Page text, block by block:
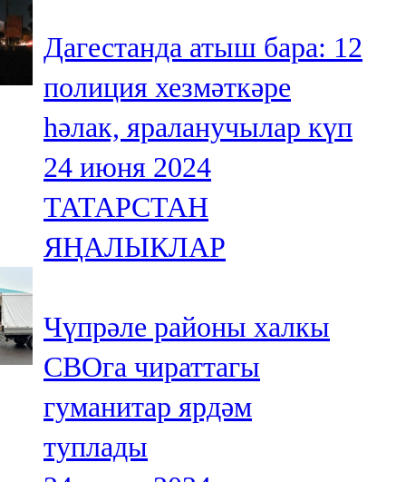
Дагестанда атыш бара: 12
полиция хезмәткәре
һәлак, яраланучылар күп
24 июня 2024
ТАТАРСТАН
ЯҢАЛЫКЛАР
Чүпрәле районы халкы
СВОга чираттагы
гуманитар ярдәм
туплады